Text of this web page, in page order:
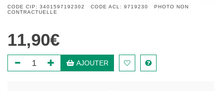
CODE CIP: 3401597192302 CODE ACL: 9719230 PHOTO NON
CONTRACTUELLE
11,90€
AJOUTER